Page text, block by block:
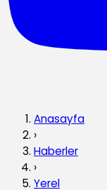
Anasayfa
›
Haberler
›
Yerel